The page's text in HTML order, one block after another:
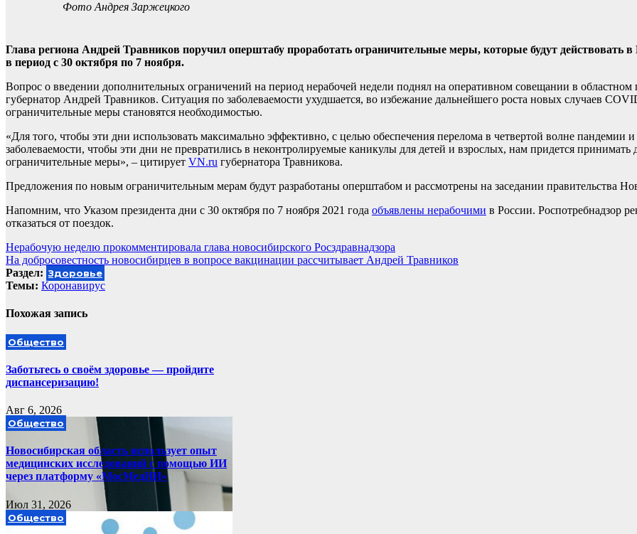
Фото Андрея Заржецкого
Глава региона Андрей Травников поручил оперштабу проработать ограничительные меры, которые будут действовать в
в период с 30 октября по 7 ноября.
Вопрос о введении дополнительных ограничений на период нерабочей недели поднял на оперативном совещании в областном
губернатор Андрей Травников. Ситуация по заболеваемости ухудшается, во избежание дальнейшего роста новых случаев
ограничительные меры становятся необходимостью.
«Для того, чтобы эти дни использовать максимально эффективно, с целью обеспечения перелома в четвертой волне пандемии
заболеваемости, чтобы эти дни не превратились в неконтролируемые каникулы для детей и взрослых, нам придется принимать
ограничительные меры», – цитирует VN.ru губернатора Травникова.
Предложения по новым ограничительным мерам будут разработаны оперштабом и рассмотрены на заседании правительства
Напомним, что Указом президента дни с 30 октября по 7 ноября 2021 года объявлены нерабочими в России. Роспотребнадзор
отказаться от поездок.
Навигация
по
записям
Нерабочую неделю прокомментировала глава новосибирского Росздравнадзора
На добросовестность новосибирцев в вопросе вакцинации рассчитывает Андрей Травников
Раздел: Здоровье
Темы: Коронавирус
Похожая запись
Общество
Заботьтесь о своём здоровье — пройдите
диспансеризацию!
Авг 6, 2026
Общество
Новосибирская область использует опыт
медицинских исследований с помощью ИИ
через платформу «МосМедИИ»
Июл 31, 2026
Общество